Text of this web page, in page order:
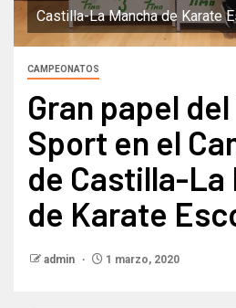
Castilla-La Mancha de Karate
CAMPEONATOS
Gran papel
Sport en el
de Castilla-La
de Karate
admin 1 marzo, 2020